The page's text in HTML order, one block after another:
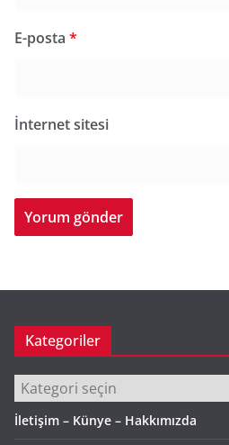
E-posta *
İnternet sitesi
Kategoriler
Kategoriler
İletişim – Künye – Hakkımızda